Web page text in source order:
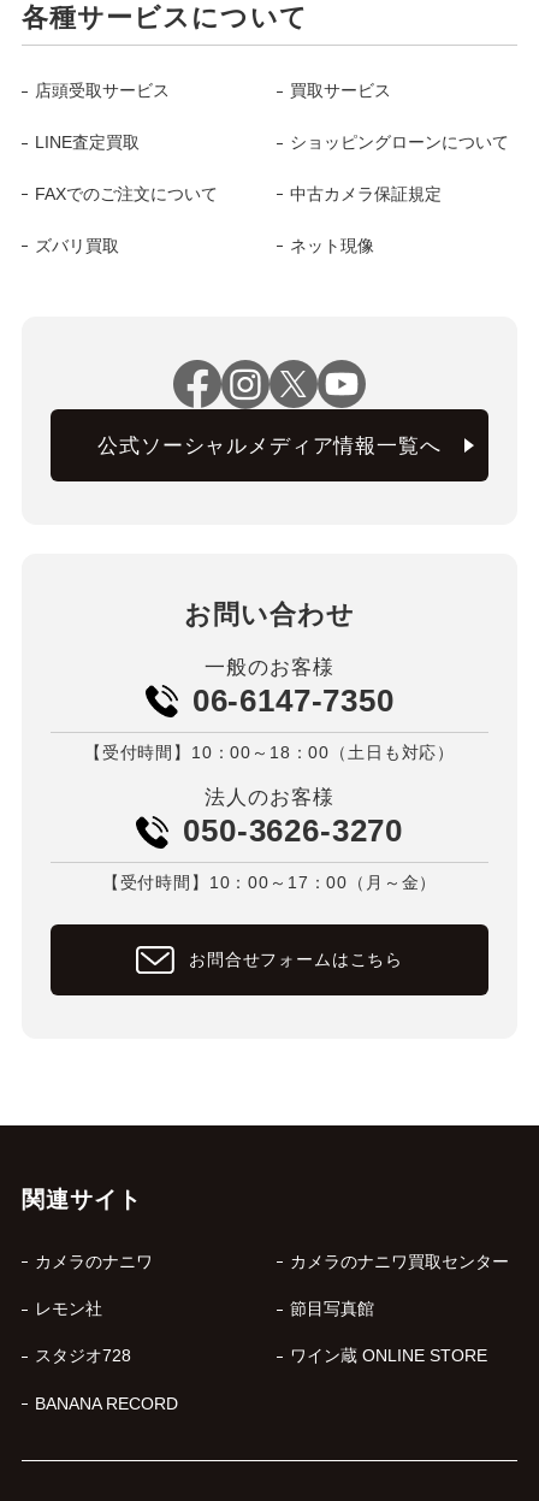
各種サービスについて
店頭受取サービス 買取サービス
LINE査定買取 ショッピングローンについて
FAXでのご注文について 中古カメラ保証規定
ズバリ買取 ネット現像
公式ソーシャルメディア情報一覧へ
お問い合わせ
一般のお客様
06-6147-7350
【受付時間】10：00～18：00（土日も対応）
法人のお客様
050-3626-3270
【受付時間】10：00～17：00（月～金）
お問合せフォームはこちら
関連サイト
カメラのナニワ カメラのナニワ買取センター
レモン社 節目写真館
スタジオ728 ワイン蔵 ONLINE STORE
BANANA RECORD